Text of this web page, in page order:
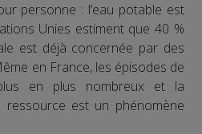
personne : l’eau potable est
Unies estiment que 40 %
est déjà concernée par des
en France, les épisodes de
en plus nombreux et la
est un phénomène